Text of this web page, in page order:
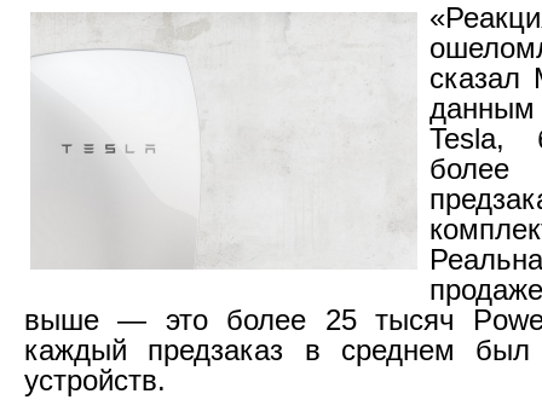
сказал
Tesla,
выше — это более 25 тысяч
каждый предзаказ в среднем
устройств.